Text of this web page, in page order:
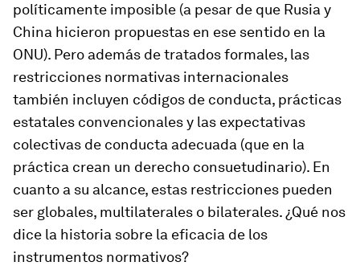
políticamente imposible (a pesar de que Rusia y
China hicieron propuestas en ese sentido en la
ONU). Pero además de tratados formales, las
restricciones normativas internacionales
también incluyen códigos de conducta, prácticas
estatales convencionales y las expectativas
colectivas de conducta adecuada (que en la
práctica crean un derecho consuetudinario). En
cuanto a su alcance, estas restricciones pueden
ser globales, multilaterales o bilaterales. ¿Qué nos
dice la historia sobre la eficacia de los
instrumentos normativos?